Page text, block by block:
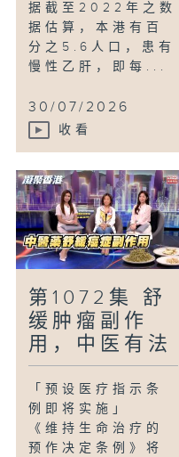
据截至2022年之数
据估算，本港有百
分之5.6人口，患有
慢性乙肝，即每...
30/07/2026
收看
第1072集 舒
缓肿瘤副作
用，中医有法
「预设医疗指示条
例即将实施」
《维持生命治疗的
预作决定条例》将